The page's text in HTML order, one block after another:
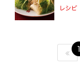
レシピ
1